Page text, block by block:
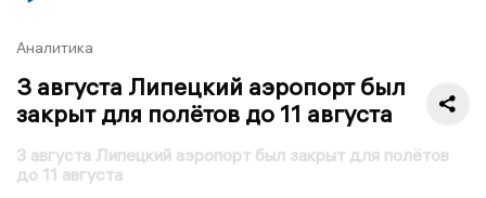
Аналитика
3 августа Липецкий аэропорт был
закрыт для полётов до 11 августа
3 августа Липецкий аэропорт был закрыт для полётов
до 11 августа